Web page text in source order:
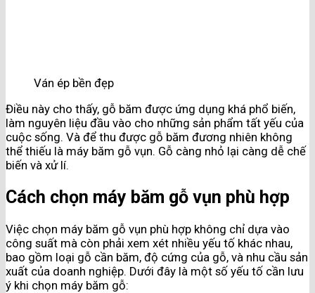
Ván ép bền đẹp
Điều này cho thấy, gỗ băm được ứng dụng khá phổ biến,
làm nguyên liệu đầu vào cho những sản phẩm tất yếu của
cuộc sống. Và để thu được gỗ băm đương nhiên không
thể thiếu là máy băm gỗ vụn. Gỗ càng nhỏ lại càng dễ chế
biến và xử lí.
Cách chọn máy băm gỗ vụn phù hợp
Việc chọn máy băm gỗ vụn phù hợp không chỉ dựa vào
công suất mà còn phải xem xét nhiều yếu tố khác nhau,
bao gồm loại gỗ cần băm, độ cứng của gỗ, và nhu cầu sản
xuất của doanh nghiệp. Dưới đây là một số yếu tố cần lưu
ý khi chọn máy băm gỗ: